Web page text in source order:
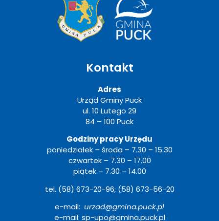
Kontakt
Adres
Urząd Gminy Puck
ul. 10 Lutego 29
84 – 100 Puck
Godziny pracy Urzędu
poniedziałek – środa – 7.30 – 15.30
czwartek – 7.30 – 17.00
piątek – 7.30 – 14.00
tel. (58) 673-20-96; (58) 673-56-20
e-mail: urzad@gmina.puck.pl
e-mail: sp-upo@gmina.puck.pl